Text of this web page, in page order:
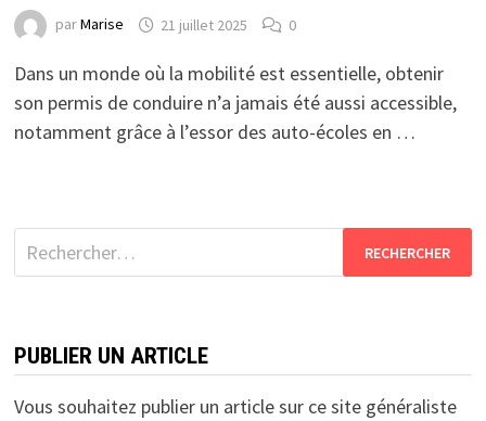
parMarise 21 juillet 2025 0
Dans un monde où la mobilité est essentielle, obtenir
son permis de conduire n’a jamais été aussi accessible,
notamment grâce à l’essor des auto-écoles en …
Rechercher :
PUBLIER UN ARTICLE
Vous souhaitez publier un article sur ce site généraliste